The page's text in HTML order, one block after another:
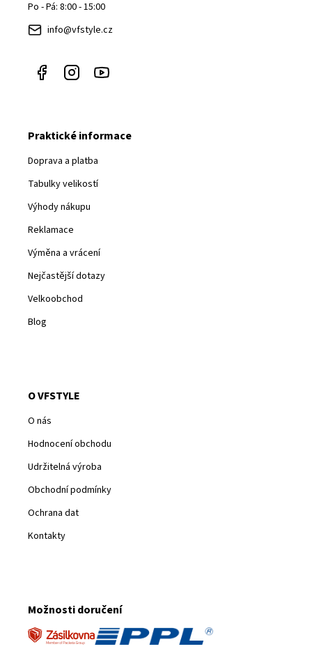
Po - Pá: 8:00 - 15:00
info@vfstyle.cz
Praktické informace
Doprava a platba
Tabulky velikostí
Výhody nákupu
Reklamace
Výměna a vrácení
Nejčastější dotazy
Velkoobchod
Blog
O VFSTYLE
O nás
Hodnocení obchodu
Udržitelná výroba
Obchodní podmínky
Ochrana dat
Kontakty
Možnosti doručení